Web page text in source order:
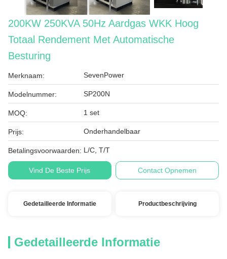
200KW 250KVA 50Hz Aardgas WKK Hoog
Totaal Rendement Met Automatische
Besturing
Merknaam: SevenPower
Modelnummer: SP200N
MOQ: 1 set
Prijs: Onderhandelbaar
Betalingsvoorwaarden: L/C, T/T
Vind De Beste Prijs Contact Opnemen
Gedetailleerde Informatie Productbeschrijving
Gedetailleerde Informatie